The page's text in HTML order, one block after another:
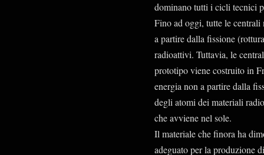
dominano tutti i cicli tecnici
Fino ad oggi, tutte le
a partire dalla fissione
radioattivi. Tuttavia, le
prototipo viene costruito in
energia non a partire dalla
degli atomi dei materiali
che avviene nel sole.
Il materiale che finora ha
adeguato per la produzione